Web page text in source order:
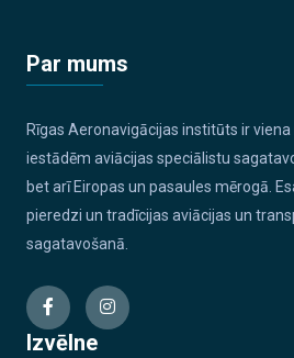
Par mums
Rīgas Aeronavigācijas institūts ir
iestādēm aviācijas speciālistu
bet arī Eiropas un pasaules mērogā.
pieredzi un tradīcijas aviācijas un
sagatavošanā.
Izvēlne